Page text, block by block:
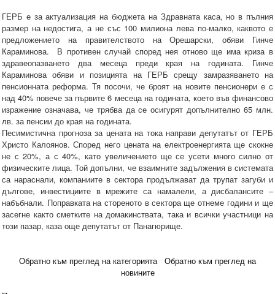
ГЕРБ е за актуализация на бюджета на Здравната каса, но в пълния
размер на недостига, а не със 100 милиона лева по-малко, каквото е
предложението на правителството на Орешарски, обяви Гинче
Караминова. В противен случай според нея отново ще има криза в
здравеопазването два месеца преди края на годината. Гинче
Караминова обяви и позицията на ГЕРБ срещу замразяването на
пенсионната реформа. Тя посочи, че броят на новите пенсионери е с
над 40% повече за първите 6 месеца на годината, което във финансово
изражение означава, че трябва да се осигурят допълнително 65 млн.
лв. за пенсии до края на годината.
Песимистична прогноза за цената на тока направи депутатът от ГЕРБ
Христо Калоянов. Според него цената на електроенергията ще скокне
не с 20%, а с 40%, като увеличението ще се усети много силно от
физическите лица. Той допълни, че взаимните задължения в системата
са нараснали, компаниите в сектора продължават да трупат загуби и
дългове, инвестициите в мрежите са намалели, а дисбалансите –
набъбнали. Поправката на стореното в сектора ще отнеме години и ще
засегне както сметките на домакинствата, така и всички участници на
този пазар, каза още депутатът от Панагюрище.
Обратно към преглед на категорията
Обратно към преглед на
новините